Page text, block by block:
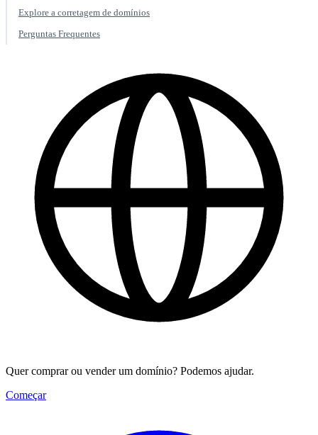
Explore a corretagem de domínios
Perguntas Frequentes
Quer comprar ou vender um domínio? Podemos ajudar.
Começar